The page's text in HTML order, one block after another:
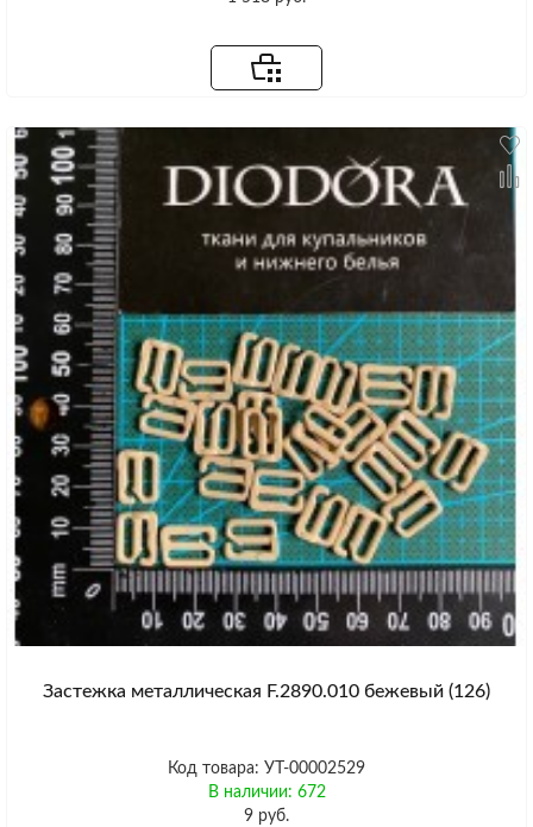
Застежка металлическая F.2890.010 бежевый (126)
Код товара: УТ-00002529
В наличии: 672
9 руб.